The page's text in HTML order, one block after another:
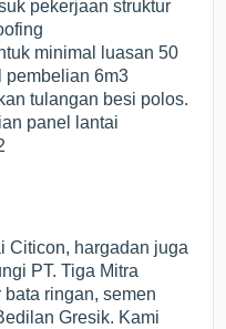
pekerjaan struktur
minimal luasan 50
pembelian 6m3
tulangan besi polos.
panel lantai
Citicon, hargadan juga
PT. Tiga Mitra
ringan, semen
Gresik. Kami